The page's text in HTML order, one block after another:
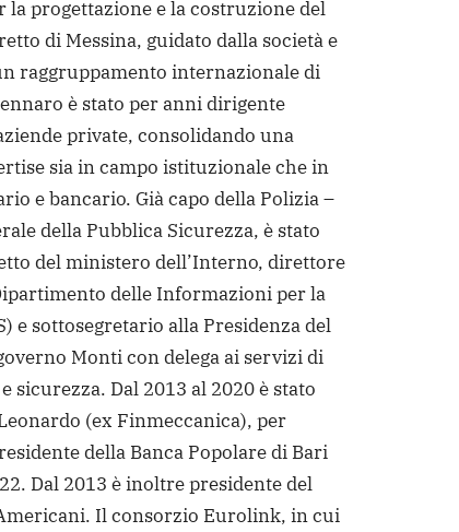
progettazione e la costruzione del
di Messina, guidato dalla società e
raggruppamento internazionale di
è stato per anni dirigente
private, consolidando una
sia in campo istituzionale che in
e bancario. Già capo della Polizia –
della Pubblica Sicurezza, è stato
del ministero dell’Interno, direttore
delle Informazioni per la
e sottosegretario alla Presidenza del
Monti con delega ai servizi di
sicurezza. Dal 2013 al 2020 è stato
(ex Finmeccanica), per
della Banca Popolare di Bari
Dal 2013 è inoltre presidente del
Il consorzio Eurolink, in cui